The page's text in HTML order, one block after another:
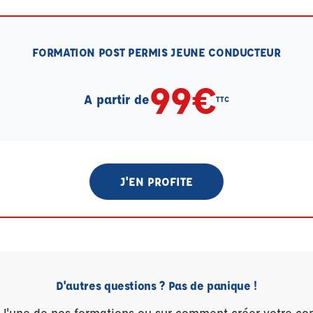
FORMATION POST PERMIS JEUNE CONDUCTEUR
A partir de99€TTC
J'EN PROFITE
D'autres questions ? Pas de panique !